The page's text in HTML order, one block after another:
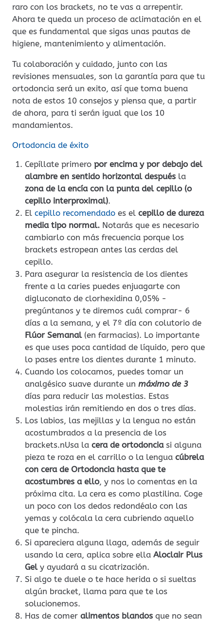
raro con los brackets, no te vas a arrepentir.
Ahora te queda un proceso de aclimatación en el
que es fundamental que sigas unas pautas de
higiene, mantenimiento y alimentación.
Tu colaboración y cuidado, junto con las
revisiones mensuales, son la garantía para que tu
ortodoncia será un exito, así que toma buena
nota de estos 10 consejos y piensa que, a partir
de ahora, para ti serán igual que los 10
mandamientos.
Ortodoncia de éxito
Cepíllate primeropor encima y por debajo del
alambre en sentido horizontal despuésla
zona de la encía con la punta del cepillo (o
cepillo interproximal).
El cepillo recomendadoes el cepillo de dureza
media tipo normal.Notarás que es necesario
cambiarlo con más frecuencia porque los
brackets estropean antes las cerdas del
cepillo.
Para asegurar la resistencia de los dientes
frente a la caries puedes enjuagarte con
digluconato de clorhexidina 0,05% -
pregúntanos y te diremos cuál comprar- 6
días a la semana, y el 7º día con colutorio de
Flúor Semanal(en farmacias). Lo importante
es que uses poca cantidad de líquido, pero que
lo pases entre los dientes durante 1 minuto.
Cuando los colocamos, puedes tomar un
analgésico suave durante un máximo de 3
días para reducir las molestias. Estas
molestias irán remitiendo en dos o tres días.
Los labios, las mejillas y la lengua no están
acostumbrados a la presencia de los
brackets.nUsa la cera de ortodonciasi alguna
pieza te roza en el carrillo o la lenguacúbrela
con cera de Ortodoncia hasta que te
acostumbres a ello, y nos lo comentas en la
próxima cita. La cera es como plastilina. Coge
un poco con los dedos redondéalo con las
yemas y colócala la cera cubriendo aquello
que te pincha.
Si apareciera alguna llaga, además de seguir
usando la cera, aplica sobre ella Aloclair Plus
Gely ayudará a su cicatrización.
Si algo te duele o te hace herida o si sueltas
algún bracket, llama para que te los
solucionemos.
Has de comer alimentos blandosque no sean